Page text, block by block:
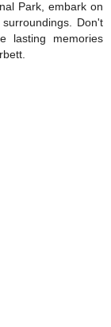
Park, embark on
Don't
lasting memories